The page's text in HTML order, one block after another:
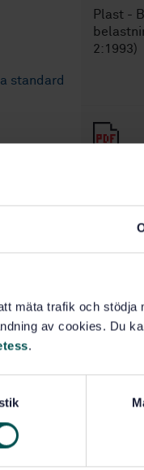
mäta trafik och stödja
av cookies. Du
.
standard
Plast -
2:1993)
Språk: